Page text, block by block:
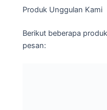
Produk Unggulan Kami
Berikut beberapa
pesan: